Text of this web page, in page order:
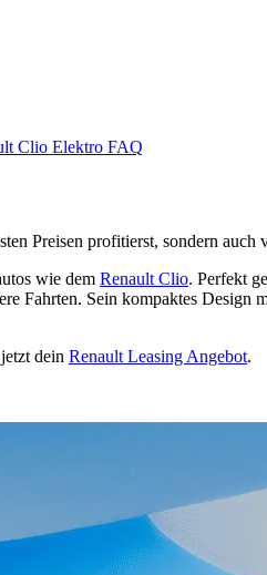
Clio Elektro FAQ
Preisen profitierst, sondern auch
wie dem Renault Clio. Perfekt
Fahrten. Sein kompaktes
dein Renault Leasing Angebot.